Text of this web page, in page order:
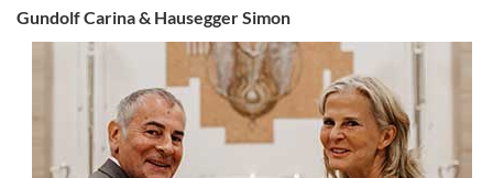
Gundolf Carina & Hausegger Simon